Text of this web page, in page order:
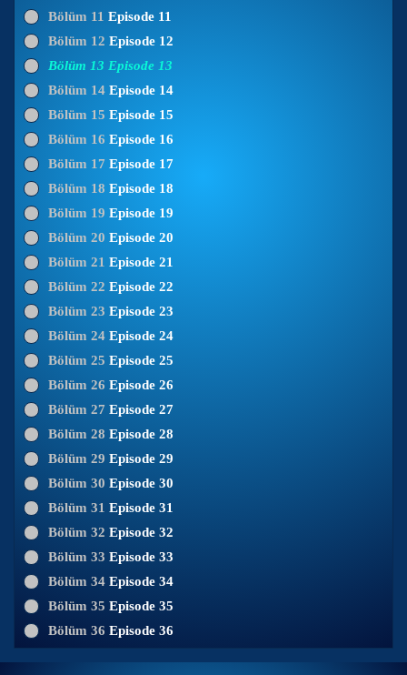
Bölüm 11 Episode 11
Bölüm 12 Episode 12
Bölüm 13 Episode 13
Bölüm 14 Episode 14
Bölüm 15 Episode 15
Bölüm 16 Episode 16
Bölüm 17 Episode 17
Bölüm 18 Episode 18
Bölüm 19 Episode 19
Bölüm 20 Episode 20
Bölüm 21 Episode 21
Bölüm 22 Episode 22
Bölüm 23 Episode 23
Bölüm 24 Episode 24
Bölüm 25 Episode 25
Bölüm 26 Episode 26
Bölüm 27 Episode 27
Bölüm 28 Episode 28
Bölüm 29 Episode 29
Bölüm 30 Episode 30
Bölüm 31 Episode 31
Bölüm 32 Episode 32
Bölüm 33 Episode 33
Bölüm 34 Episode 34
Bölüm 35 Episode 35
Bölüm 36 Episode 36